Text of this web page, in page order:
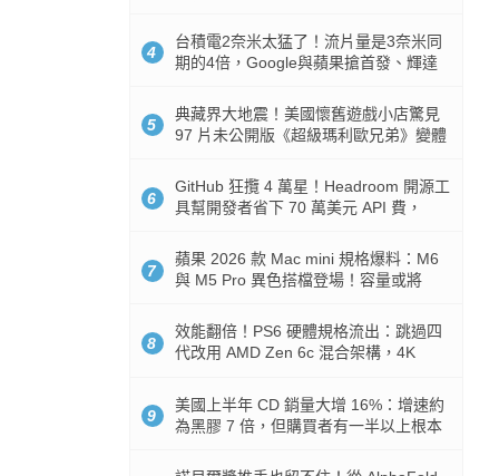
4
台積電2奈米太猛了！流片量是3奈米同
期的4倍，Google與蘋果搶首發、輝達
5
典藏界大地震！美國懷舊遊戲小店驚見
97 片未公開版《超級瑪利歐兄弟》變體
6
GitHub 狂攬 4 萬星！Headroom 開源工
具幫開發者省下 70 萬美元 API 費，
7
蘋果 2026 款 Mac mini 規格爆料：M6
與 M5 Pro 異色搭檔登場！容量或將
8
效能翻倍！PS6 硬體規格流出：跳過四
代改用 AMD Zen 6c 混合架構，4K
9
美國上半年 CD 銷量大增 16%：增速約
為黑膠 7 倍，但購買者有一半以上根本